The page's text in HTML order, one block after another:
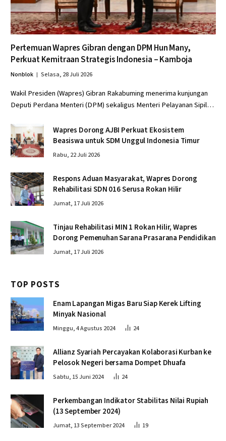
Pertemuan Wapres Gibran dengan DPM Hun Many,
Perkuat Kemitraan Strategis Indonesia – Kamboja
Nonblok Selasa, 28 Juli 2026
Wakil Presiden (Wapres) Gibran Rakabuming menerima kunjungan
Deputi Perdana Menteri (DPM) sekaligus Menteri Pelayanan Sipil…
Wapres Dorong AJBI Perkuat Ekosistem
Beasiswa untuk SDM Unggul Indonesia Timur
Rabu, 22 Juli 2026
Respons Aduan Masyarakat, Wapres Dorong
Rehabilitasi SDN 016 Serusa Rokan Hilir
Jumat, 17 Juli 2026
Tinjau Rehabilitasi MIN 1 Rokan Hilir, Wapres
Dorong Pemenuhan Sarana Prasarana Pendidikan
Jumat, 17 Juli 2026
TOP POSTS
Enam Lapangan Migas Baru Siap Kerek Lifting
Minyak Nasional
Minggu, 4 Agustus 2024 24
Allianz Syariah Percayakan Kolaborasi Kurban ke
Pelosok Negeri bersama Dompet Dhuafa
Sabtu, 15 Juni 2024 24
Perkembangan Indikator Stabilitas Nilai Rupiah
(13 September 2024)
Jumat, 13 September 2024 19